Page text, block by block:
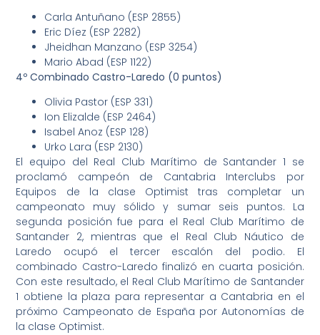
Carla Antuñano (ESP 2855)
Eric Díez (ESP 2282)
Jheidhan Manzano (ESP 3254)
Mario Abad (ESP 1122)
4º Combinado Castro-Laredo (0 puntos)
Olivia Pastor (ESP 331)
Ion Elizalde (ESP 2464)
Isabel Anoz (ESP 128)
Urko Lara (ESP 2130)
El equipo del Real Club Marítimo de Santander 1 se
proclamó campeón de Cantabria Interclubs por
Equipos de la clase Optimist tras completar un
campeonato muy sólido y sumar seis puntos. La
segunda posición fue para el Real Club Marítimo de
Santander 2, mientras que el Real Club Náutico de
Laredo ocupó el tercer escalón del podio. El
combinado Castro-Laredo finalizó en cuarta posición.
Con este resultado, el Real Club Marítimo de Santander
1 obtiene la plaza para representar a Cantabria en el
próximo Campeonato de España por Autonomías de
la clase Optimist.